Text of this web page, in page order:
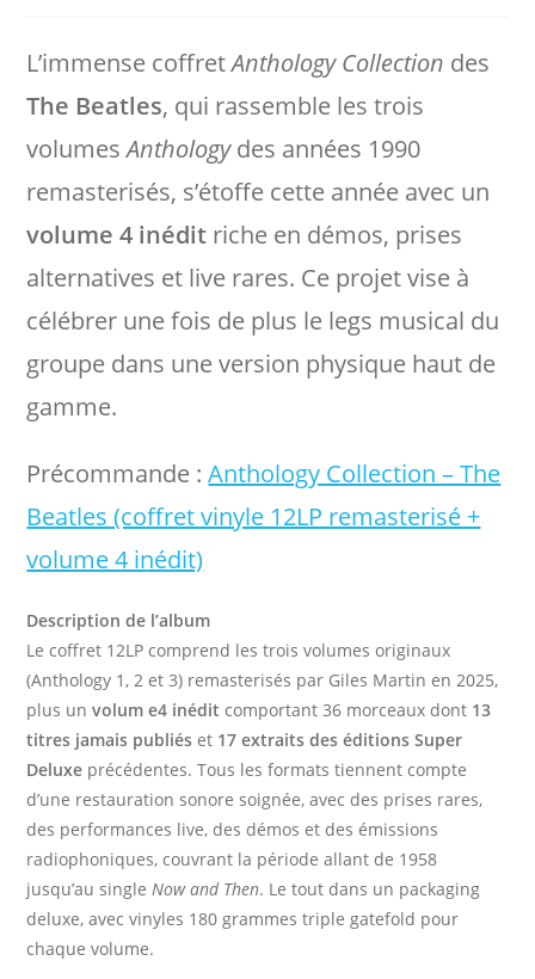
L’immense coffretAnthology Collection des
The Beatles, qui rassemble les trois
volumesAnthologydes années 1990
remasterisés, s’étoffe cette année avec un
volume 4 inédit riche en démos, prises
alternatives et live rares. Ce projet vise à
célébrer une fois de plus le legs musical du
groupe dans une version physique haut de
gamme.
Précommande :Anthology Collection – The
Beatles (coffret vinyle 12LP remasterisé +
volume 4 inédit)
Description de l’album
Le coffret 12LP comprend les trois volumes originaux
(Anthology 1, 2 et 3) remasterisés par Giles Martin en 2025,
plus unvolum e4 inédit comportant 36 morceaux dont 13
titres jamais publiés et 17 extraits des éditions Super
Deluxe précédentes. Tous les formats tiennent compte
d’une restauration sonore soignée, avec des prises rares,
des performances live, des démos et des émissions
radiophoniques, couvrant la période allant de 1958
jusqu’au single Now and Then. Le tout dans un packaging
deluxe, avec vinyles 180 grammes triple gatefold pour
chaque volume.